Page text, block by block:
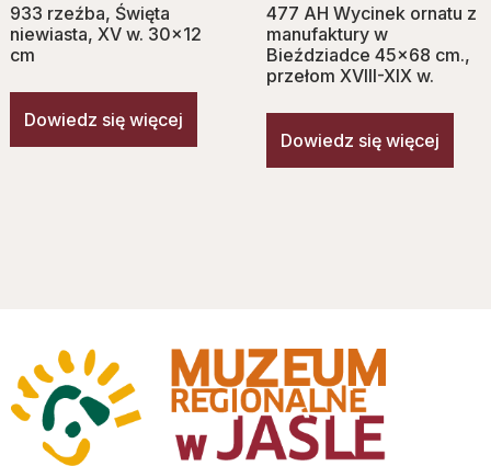
933 rzeźba, Ś‌więta
niewiasta, XV w. 30×12
cm
Dowiedz się więcej
477 AH Wycinek ornatu z
manufaktury w
Bieździadce 45×68 cm.,
przełom XVIII-XIX w.
Dowiedz się więcej